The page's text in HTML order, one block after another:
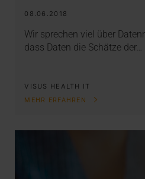
08.06.2018
Wir sprechen viel über
dass Daten die Schätze der…
VISUS HEALTH IT
MEHR ERFAHREN